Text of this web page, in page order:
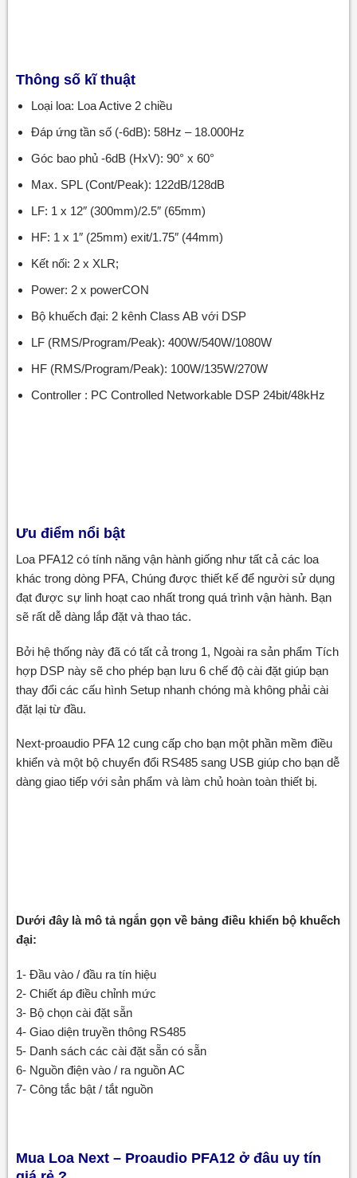
Thông số kĩ thuật
Loại loa: Loa Active 2 chiều
Đáp ứng tần số (-6dB): 58Hz – 18.000Hz
Góc bao phủ -6dB (HxV): 90° x 60°
Max. SPL (Cont/Peak): 122dB/128dB
LF: 1 x 12″ (300mm)/2.5″ (65mm)
HF: 1 x 1″ (25mm) exit/1.75″ (44mm)
Kết nối: 2 x XLR;
Power: 2 x powerCON
Bộ khuếch đại: 2 kênh Class AB với DSP
LF (RMS/Program/Peak): 400W/540W/1080W
HF (RMS/Program/Peak): 100W/135W/270W
Controller : PC Controlled Networkable DSP 24bit/48kHz
Ưu điểm nổi bật
Loa PFA12 có tính năng vận hành giống như tất cả các loa
khác trong dòng PFA, Chúng được thiết kế để người sử dụng
đạt được sự linh hoạt cao nhất trong quá trình vận hành. Bạn
sẽ rất dễ dàng lắp đặt và thao tác.
Bởi hệ thống này đã có tất cả trong 1, Ngoài ra sản phẩm Tích
hợp DSP này sẽ cho phép bạn lưu 6 chế độ cài đặt giúp bạn
thay đổi các cấu hình Setup nhanh chóng mà không phải cài
đặt lại từ đầu.
Next-proaudio PFA 12 cung cấp cho bạn một phần mềm điều
khiển và một bộ chuyển đổi RS485 sang USB giúp cho bạn dễ
dàng giao tiếp với sản phẩm và làm chủ hoàn toàn thiết bị.
Dưới đây là mô tả ngắn gọn về bảng điều khiển bộ khuếch
đại:
1- Đầu vào / đầu ra tín hiệu
2- Chiết áp điều chỉnh mức
3- Bộ chọn cài đặt sẵn
4- Giao diện truyền thông RS485
5- Danh sách các cài đặt sẵn có sẵn
6- Nguồn điện vào / ra nguồn AC
7- Công tắc bật / tắt nguồn
Mua Loa Next – Proaudio PFA12 ở đâu uy tín